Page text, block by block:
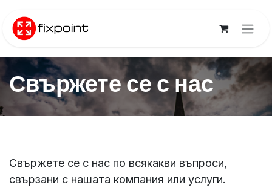
Свържете се с нас
Свържете се с нас по всякакви въпроси,
свързани с нашата компания или услуги.